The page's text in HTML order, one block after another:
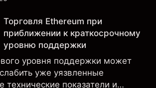
результаты не являются
будущих результатов.
Торговля Ethereum при
приближении к краткосрочному
уровню поддержки
уровня поддержки может
уже уязвленные
технические показатели и